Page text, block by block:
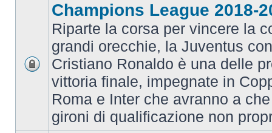
Champions League 2018-
Riparte la corsa per vincere la
grandi orecchie, la Juventus
Cristiano Ronaldo è una delle
vittoria finale, impegnate in
Roma e Inter che avranno a
gironi di qualificazione non